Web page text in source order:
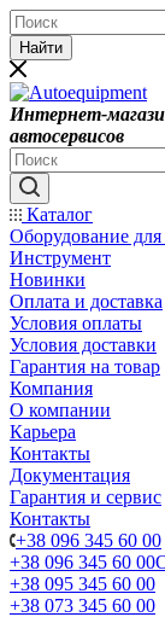
Найти
Интернет-
автосервисов
Каталог
Оборудование
Инструмент
Новинки
Оплата и доставка
Условия оплаты
Условия доставки
Гарантия на товар
Компания
О компании
Карьера
Контакты
Документация
Гарантия и сервис
Контакты
+38 096 345 60 00
+38 096 345 60 00
+38 095 345 60 00
+38 073 345 60 00